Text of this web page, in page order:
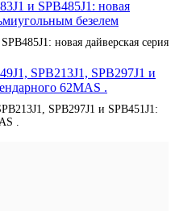
новая дайверская серия
SPB297J1 и SPB451J1:
.